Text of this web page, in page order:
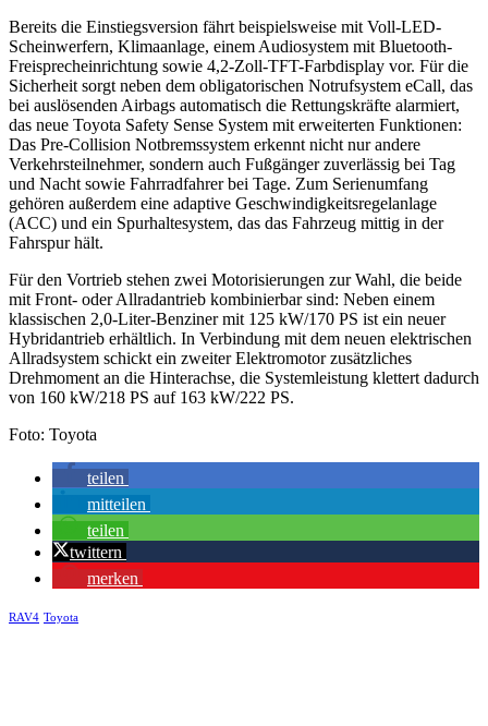
Bereits die Einstiegsversion fährt beispielsweise mit Voll-LED-
Scheinwerfern, Klimaanlage, einem Audiosystem mit Bluetooth-
Freisprecheinrichtung sowie 4,2-Zoll-TFT-Farbdisplay vor. Für die
Sicherheit sorgt neben dem obligatorischen Notrufsystem eCall, das
bei auslösenden Airbags automatisch die Rettungskräfte alarmiert,
das neue Toyota Safety Sense System mit erweiterten Funktionen:
Das Pre-Collision Notbremssystem erkennt nicht nur andere
Verkehrsteilnehmer, sondern auch Fußgänger zuverlässig bei Tag
und Nacht sowie Fahrradfahrer bei Tage. Zum Serienumfang
gehören außerdem eine adaptive Geschwindigkeitsregelanlage
(ACC) und ein Spurhaltesystem, das das Fahrzeug mittig in der
Fahrspur hält.
Für den Vortrieb stehen zwei Motorisierungen zur Wahl, die beide
mit Front- oder Allradantrieb kombinierbar sind: Neben einem
klassischen 2,0-Liter-Benziner mit 125 kW/170 PS ist ein neuer
Hybridantrieb erhältlich. In Verbindung mit dem neuen elektrischen
Allradsystem schickt ein zweiter Elektromotor zusätzliches
Drehmoment an die Hinterachse, die Systemleistung klettert dadurch
von 160 kW/218 PS auf 163 kW/222 PS.
Foto: Toyota
teilen
mitteilen
teilen
twittern
merken
RAV4 Toyota